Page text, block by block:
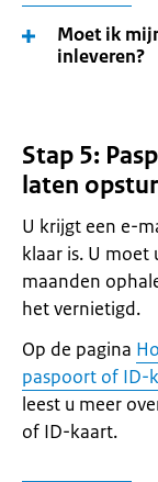
Moet ik
inleveren?
Stap 5:
laten
U krijgt een e-
klaar is. U
maanden
het vernietigd.
Op de pagina
paspoort of ID-
leest u meer
of ID-kaart.